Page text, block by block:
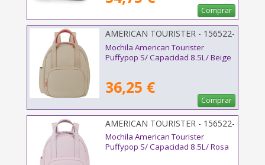
Comprar
AMERICAN TOURISTER - 156522-
1030
Mochila American Tourister
Puffypop S/ Capacidad 8.5L/ Beige
36,25 €
Comprar
AMERICAN TOURISTER - 156522-
1694
Mochila American Tourister
Puffypop S/ Capacidad 8.5L/ Rosa